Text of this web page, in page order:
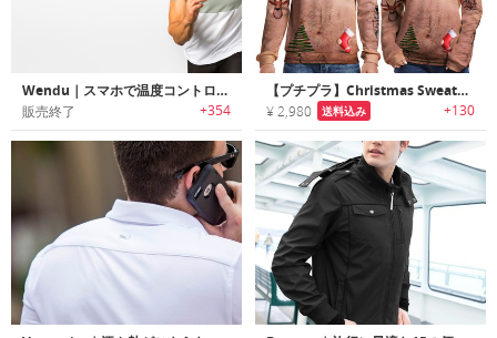
Wendu｜スマホで温度コントロール可能なTシャツ「ウェンドゥ」
販売終了 +354
【プチプラ】Christmas Sweater｜胸毛とクリスマスオーナメントがプリントされた痛セーター
¥ 2,980 送料込み +130